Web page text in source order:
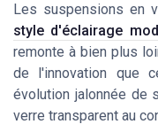
Les suspensions en
style d'éclairage
remonte à bien plus
de l'innovation que
évolution jalonnée de
verre transparent au